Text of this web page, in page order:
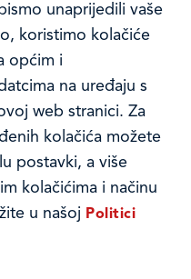
unaprijedili vaše
koristimo kolačiće
općim i
na uređaju s
web stranici. Za
kolačića možete
postavki, a više
kolačićima i načinu
u našoj Politici
mijenjanjem
pregledniku.
nam
prikupljanjem i
o njeziinu korištenju.